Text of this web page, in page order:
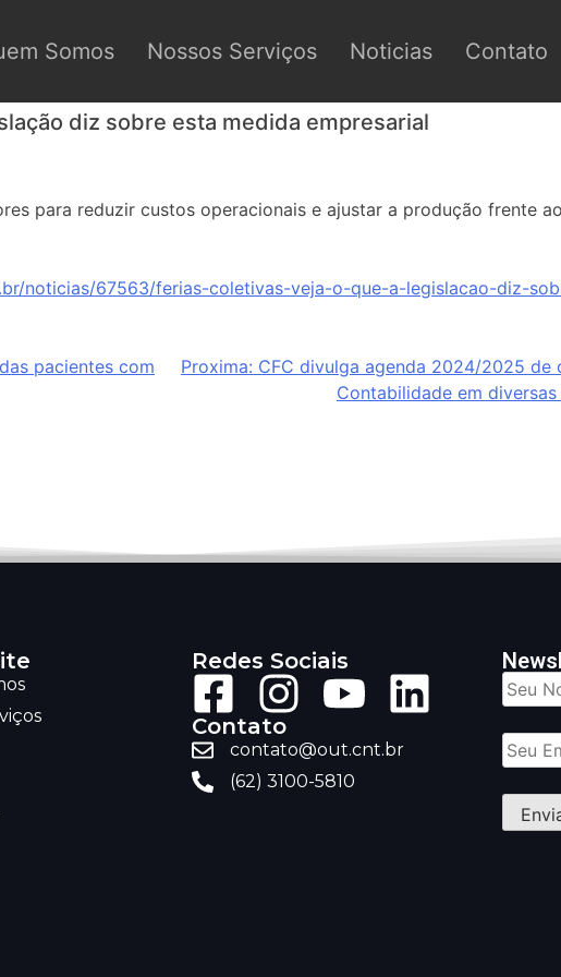
Somos Nossos Serviços Noticias Contato
diz sobre esta medida empresarial
para reduzir custos operacionais e ajustar a produção frente ao
noticias/67563/ferias-coletivas-veja-o-que-a-legislacao-diz-
pacientes com
Proxima: CFC divulga agenda 2024/2025 de
Contabilidade em
Redes Sociais
Contato
contato@out.cnt.br
(62) 3100-5810